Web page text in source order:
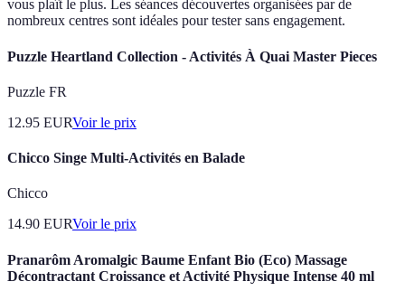
vous plaît le plus. Les séances découvertes organisées par de
nombreux centres sont idéales pour tester sans engagement.
Puzzle Heartland Collection - Activités À Quai Master Pieces
Puzzle FR
12.95 EURVoir le prix
Chicco Singe Multi-Activités en Balade
Chicco
14.90 EURVoir le prix
Pranarôm Aromalgic Baume Enfant Bio (Eco) Massage
Décontractant Croissance et Activité Physique Intense 40 ml